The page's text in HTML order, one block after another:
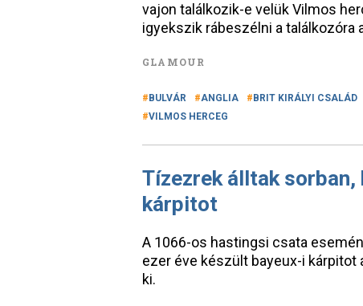
vajon találkozik-e velük Vilmos
igyekszik rábeszélni a találkozóra
GLAMOUR
BULVÁR ANGLIA BRIT KIRÁLYI CSALÁD
VILMOS HERCEG
Tízezrek álltak sorban,
kárpitot
A 1066-os hastingsi csata
ezer éve készült bayeux-i
ki.